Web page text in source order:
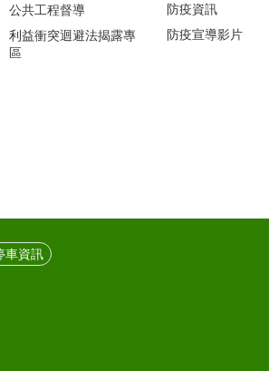
公共工程督導
利益衝突迴避法揭露專
區
防疫資訊
防疫宣導影片
車資訊